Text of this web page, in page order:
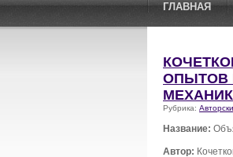
ГЛАВНАЯ
ОПЫТОВ
Рубрика:
Название:
Автор: